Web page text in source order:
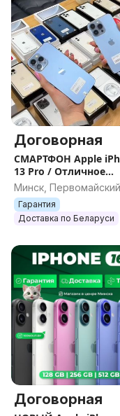
Договорная
СМАРТФОН Apple
13 Pro / Отличное
состояние / Цвета /
Гарантия
Минск, Первомайский
Гарантия
Доставка по Беларуси
Договорная